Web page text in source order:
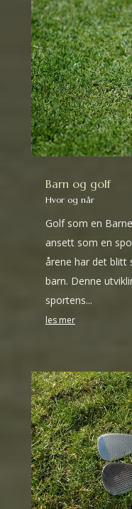
Barn og golf
Hvor og når
Golf som en
ansett som en
årene har det
barn. Denne
sportens...
les mer